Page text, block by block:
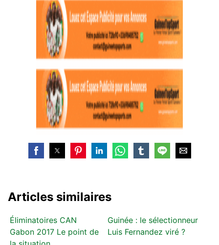
Articles similaires
Éliminatoires CAN
Gabon 2017 Le point de
Guinée : le sélectionneur
Luis Fernandez viré ?